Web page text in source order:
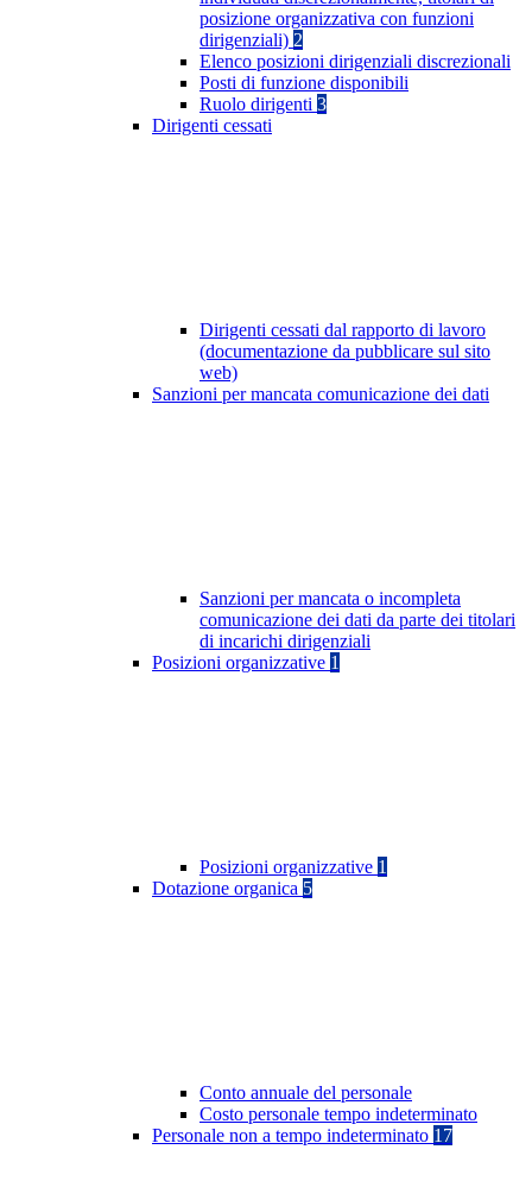
posizione organizzativa con funzioni
dirigenziali) 2
Elenco posizioni dirigenziali discrezionali
Posti di funzione disponibili
Ruolo dirigenti 3
Dirigenti cessati
Dirigenti cessati dal rapporto di lavoro
(documentazione da pubblicare sul sito
web)
Sanzioni per mancata comunicazione dei dati
Sanzioni per mancata o incompleta
comunicazione dei dati da parte dei titolari
di incarichi dirigenziali
Posizioni organizzative 1
Posizioni organizzative 1
Dotazione organica 5
Conto annuale del personale
Costo personale tempo indeterminato
Personale non a tempo indeterminato 17